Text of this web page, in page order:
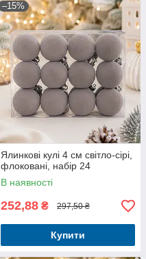
–15%
Ялинкові кулі 4 см світло-сірі,
флоковані, набір 24
В наявності
252,88 ₴ 297,50 ₴
Купити